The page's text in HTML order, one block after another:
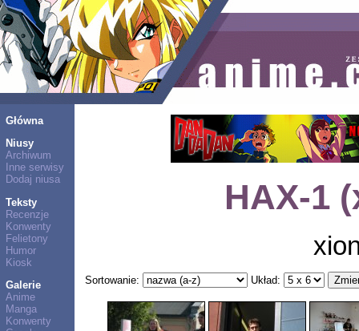
Główna
Niusy
Archiwum
Inne serwisy
Dodaj niusa
Teksty
Recenzje
Konwenty
Felietony
Humor
Kiosk
Galerie
Anime
Manga
Konwenty
HAX-1
Sortowanie: Układ: